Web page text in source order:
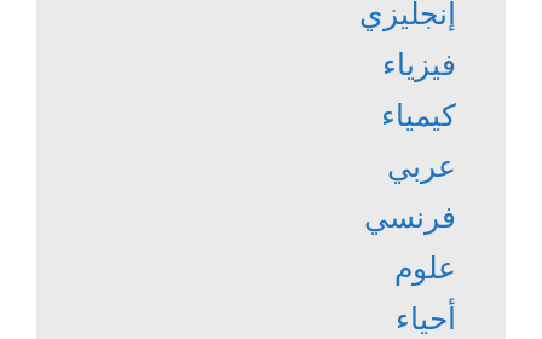
إنجليزي
فيزياء
كيمياء
عربي
فرنسي
علوم
أحياء